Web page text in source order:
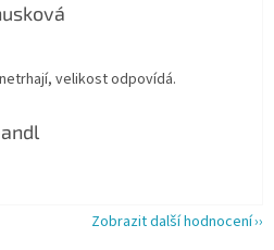
je 5 z 5 hvězdiček.
velikost odpovídá.
je 5 z 5 hvězdiček.
Zobrazit další hodnocení